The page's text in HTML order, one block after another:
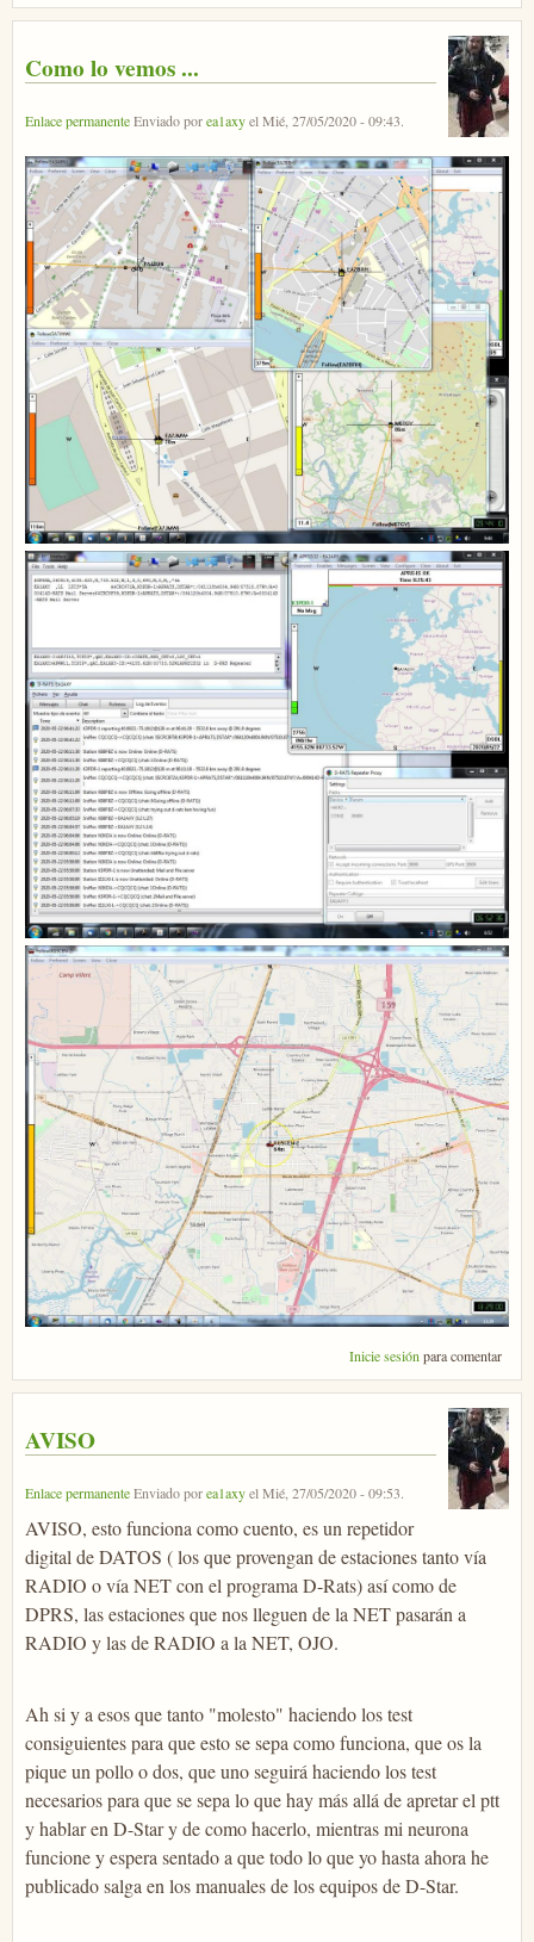
Como lo vemos ...
Enlace permanenteEnviado porea1axyelMié, 27/05/2020 - 09:43.
Inicie sesión para comentar
AVISO
Enlace permanenteEnviado porea1axyelMié, 27/05/2020 - 09:53.
AVISO, esto funciona como cuento, es un repetidor
digital de DATOS ( los que provengan de estaciones tanto vía
RADIO o vía NET con el programa D-Rats) así como de
DPRS, las estaciones que nos lleguen de la NET pasarán a
RADIO y las de RADIO a la NET, OJO.
Ah si y a esos que tanto "molesto" haciendo los test
consiguientes para que esto se sepa como funciona, que os la
pique un pollo o dos, que uno seguirá haciendo los test
necesarios para que se sepa lo que hay más allá de apretar el ptt
y hablar en D-Star y de como hacerlo, mientras mi neurona
funcione y espera sentado a que todo lo que yo hasta ahora he
publicado salga en los manuales de los equipos de D-Star.